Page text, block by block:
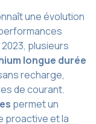
une évolution
plusieurs
longue durée
recharge,
de courant.
permet un
proactive et la